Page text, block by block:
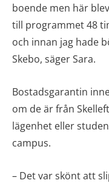
boende men här
till programmet 48
och innan jag hade
Skebo, säger Sara.
Bostadsgarantin
om de är från
lägenhet eller
campus.
– Det var skönt att